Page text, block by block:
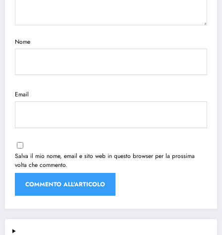
Nome
Email
Salva il mio nome, email e sito web in questo browser per la prossima
volta che commento.